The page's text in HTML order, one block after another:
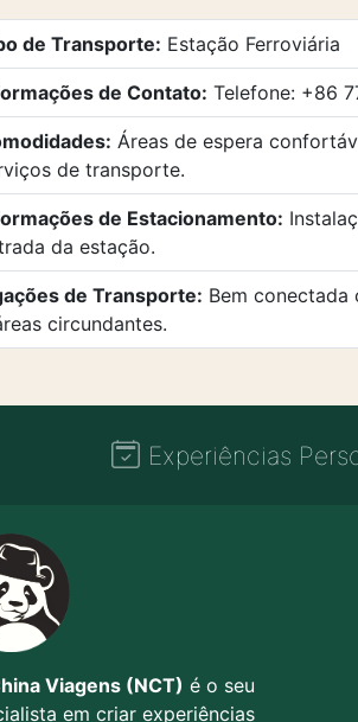
de Transporte: Estação Ferroviária
de Contato: Telefone: +86
Áreas de espera
de transporte.
de Estacionamento:
da estação.
de Transporte: Bem
circundantes.
Experiências
Viagens (NCT) é o seu
em criar experiências